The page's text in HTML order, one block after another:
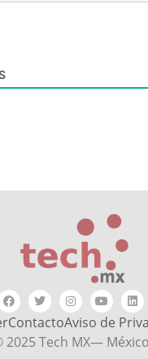
ContactoAviso de
2025 Tech MX— México